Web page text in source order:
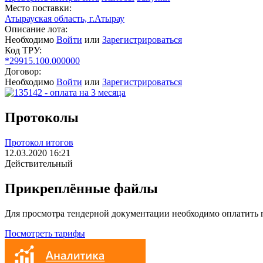
Место поставки:
Атырауская область, г.Атырау
Описание лота:
Необходимо Войти или Зарегистрироваться
Код ТРУ:
*29915.100.000000
Договор:
Необходимо Войти или Зарегистрироваться
Протоколы
Протокол итогов
12.03.2020 16:21
Действительный
Прикреплённые файлы
Для просмотра тендерной документации необходимо оплатить
Посмотреть тарифы